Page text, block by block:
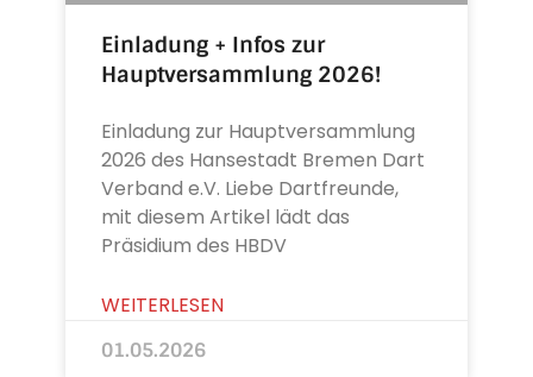
Einladung + Infos zur
Hauptversammlung 2026!
Einladung zur Hauptversammlung
2026 des Hansestadt Bremen Dart
Verband e.V. Liebe Dartfreunde,
mit diesem Artikel lädt das
Präsidium des HBDV
WEITERLESEN
01.05.2026